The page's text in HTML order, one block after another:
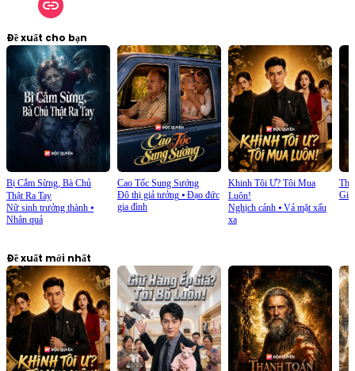
Đề xuất cho bạn
Bị Cắm Sừng, Bà Chủ
Thật Ra Tay
Nữ sinh trưởng thành ⦁
Nhân quả
Cao Tốc Sung Sướng
Đô thị giả tưởng⦁ Đạo đức
gia đình
Khinh Tôi Ư? Tôi Mua
Luôn!
Nghịch cảnh⦁ Vả mặt xấu
xa
Giả
Đề xuất mới nhất